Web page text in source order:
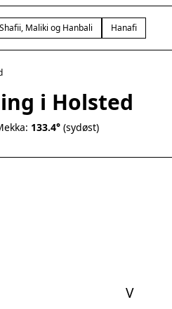
Shafii, Maliki og Hanbali Hanafi
i Holsted
133.4° (sydøst)
V